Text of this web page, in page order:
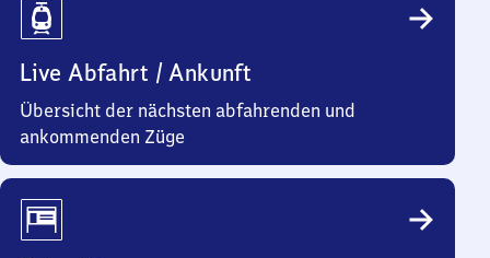
Live Abfahrt / Ankunft
Übersicht der nächsten abfahrenden und
ankommenden Züge